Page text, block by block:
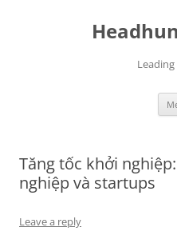
Tăng tốc khởi
nghiệp và startups
Leave a reply